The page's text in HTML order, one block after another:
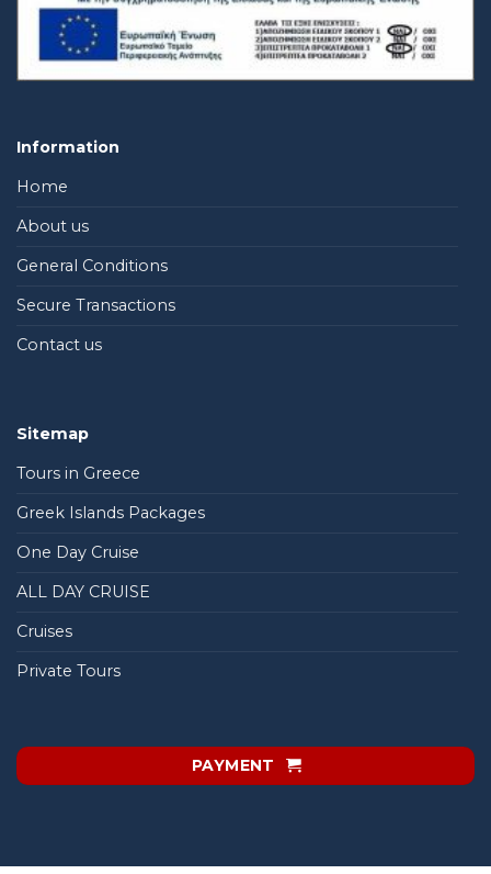
Information
Home
About us
General Conditions
Secure Transactions
Contact us
Sitemap
Tours in Greece
Greek Islands Packages
One Day Cruise
ALL DAY CRUISE
Cruises
Private Tours
PAYMENT